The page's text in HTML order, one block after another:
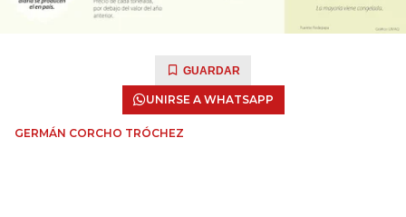
GUARDAR
UNIRSE A WHATSAPP
GERMÁN CORCHO TRÓCHEZ